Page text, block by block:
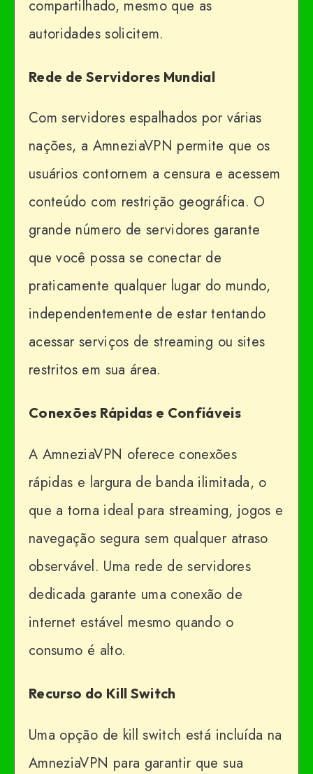
compartilhado, mesmo que as
autoridades solicitem.
Rede de Servidores Mundial
Com servidores espalhados por várias
nações, a AmneziaVPN permite que os
usuários contornem a censura e acessem
conteúdo com restrição geográfica. O
grande número de servidores garante
que você possa se conectar de
praticamente qualquer lugar do mundo,
independentemente de estar tentando
acessar serviços de streaming ou sites
restritos em sua área.
Conexões Rápidas e Confiáveis
A AmneziaVPN oferece conexões
rápidas e largura de banda ilimitada, o
que a torna ideal para streaming, jogos e
navegação segura sem qualquer atraso
observável. Uma rede de servidores
dedicada garante uma conexão de
internet estável mesmo quando o
consumo é alto.
Recurso do Kill Switch
Uma opção de kill switch está incluída na
AmneziaVPN para garantir que sua